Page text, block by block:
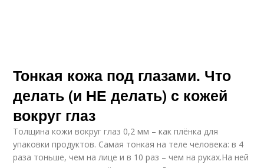
Тонкая кожа под глазами. Что
делать (и НЕ делать) с кожей
вокруг глаз
Толщина кожи вокруг глаз 0,2 мм – как плёнка для
упаковки продуктов. Самая тонкая на теле человека: в 4
раза тоньше, чем на лице и в 10 раз – чем на руках.На ней